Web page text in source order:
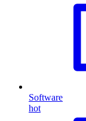
Software
hot